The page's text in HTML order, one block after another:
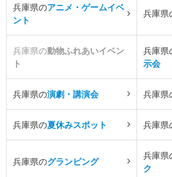
兵庫県のアニメ・ゲームイベ
ント
兵庫県
兵庫県の動物ふれあいイベン
ト
兵庫県
示会
兵庫県の演劇・講演会 兵庫県
兵庫県の夏休みスポット 兵庫県
兵庫県のグランピング
兵庫県
ク